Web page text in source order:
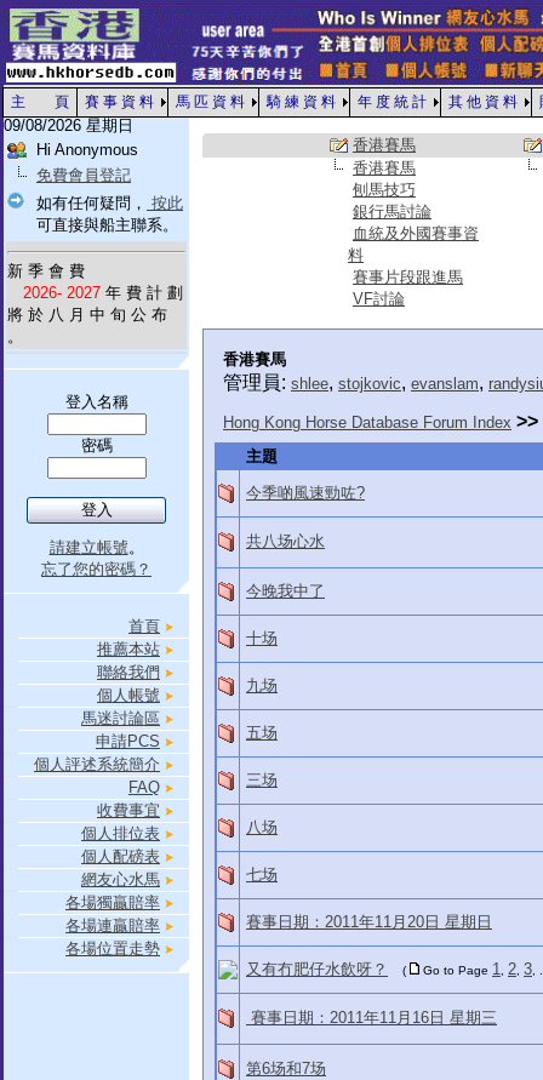
主 頁 賽 事 資 料 馬 匹 資 料 騎 練 資 料 年 度 統 計 其 他 資 料
09/08/2026 星期日
Hi Anonymous
免費會員登記
如有任何疑問， 按此
可直接與船主聯系。
新 季 會 費
2026- 2027 年 費 計 劃
將 於 八 月 中 旬 公 布
。
登入名稱
密碼
請建立帳號。
忘了您的密碼？
首頁
推薦本站
聯絡我們
個人帳號
馬迷討論區
申請PCS
個人評述系統簡介
FAQ
收費事宜
個人排位表
個人配磅表
網友心水馬
各場獨贏賠率
各場連贏賠率
各場位置走勢
香港賽馬
香港賽馬
刨馬技巧
銀行馬討論
血統及外國賽事資
料
賽事片段跟進馬
VF討論
香港賽馬
管理員: shlee, stojkovic, evanslam,
Hong Kong Horse Database Forum Index >>
主題
今季啲風速勁咗?
共八场心水
今晚我中了
十场
九场
五场
三场
八场
七场
賽事日期：2011年11月20日 星期日
又有冇肥仔水飲呀？ ( Go to Page 1 2 3
賽事日期：2011年11月16日 星期三
第6场和7场